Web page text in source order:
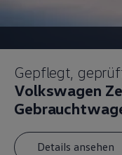
Gepflegt,
Volkswagen
Details ansehen